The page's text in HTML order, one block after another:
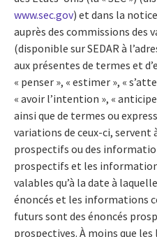
www.sec.gov) et dans la
auprès des commissions des
(disponible sur SEDAR à
aux présentes de termes et
« penser », « estimer », «
« avoir l’intention », «
ainsi que de termes ou
variations de ceux-ci, servent
prospectifs ou des
prospectifs et les
valables qu’à la date à
énoncés et les informations
futurs sont des énoncés
prospectives. À moins que